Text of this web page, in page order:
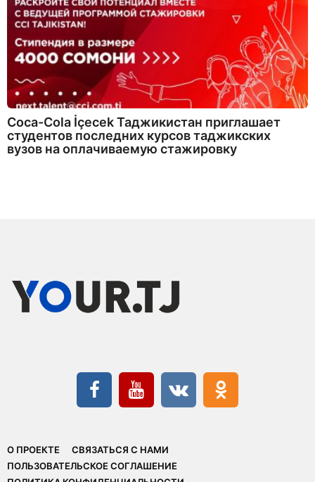
Coca-Cola İçecek Таджикистан приглашает
студентов последних курсов таджикских
вузов на оплачиваемую стажировку
О ПРОЕКТЕ
СВЯЗАТЬСЯ С НАМИ
ПОЛЬЗОВАТЕЛЬСКОЕ СОГЛАШЕНИЕ